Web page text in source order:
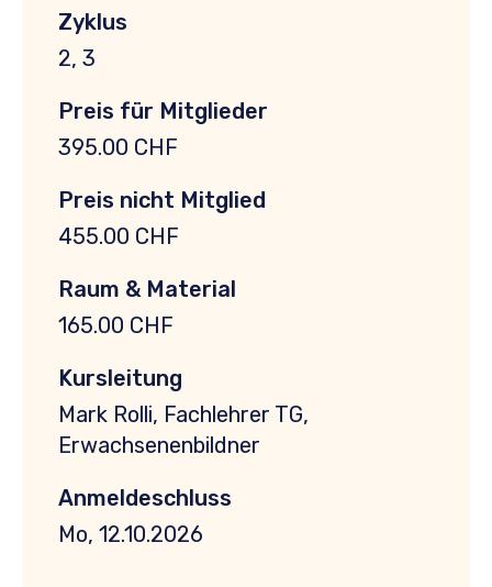
Zyklus
2, 3
Preis für Mitglieder
395.00 CHF
Preis nicht Mitglied
455.00 CHF
Raum & Material
165.00 CHF
Kursleitung
Mark Rolli, Fachlehrer TG,
Erwachsenenbildner
Anmeldeschluss
Mo, 12.10.2026